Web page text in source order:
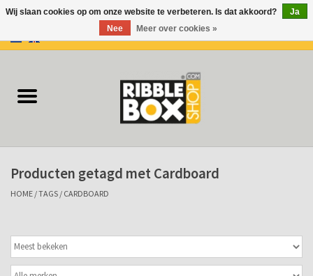
Ringbanden/Mappen
Flip-overs
Ringband Flip-overs
Docu-mappen
Producten getagd met Cardboard
HOME /TAGS / CARDBOARD
Wij slaan cookies op om onze website te verbeteren. Is dat akkoord?
Ja
Nee
Meer over cookies »